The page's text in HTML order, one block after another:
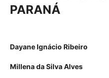
PARANÁ
Dayane Ignácio Ribeiro
Millena da Silva Alves